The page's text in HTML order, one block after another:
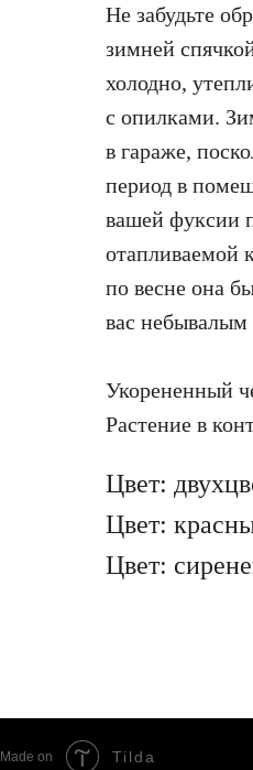
Не забудьте
зимней
холодно,
с опилками.
в гараже,
период в
вашей фуксии
отапливаемой
по весне она
вас небывалым
Укорененный
Растение в
Цвет:
Цвет:
Цвет:
Made on Tilda